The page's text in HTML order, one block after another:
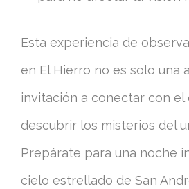
Esta experiencia de
en El Hierro no es solo una
invitación a conectar con el
descubrir los misterios del
Prepárate para una noche
cielo estrellado de San